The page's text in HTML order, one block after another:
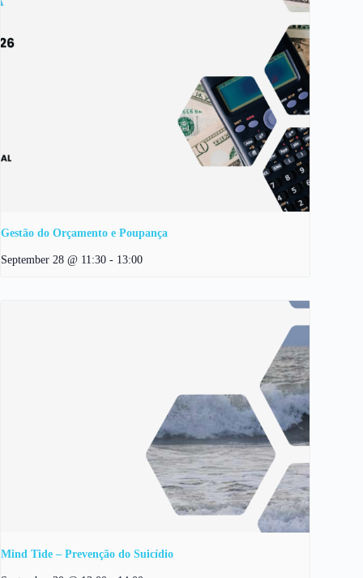
Gestão do Orçamento e Poupança
September 28 @ 11:30 - 13:00
Mind Tide – Prevenção do Suicídio